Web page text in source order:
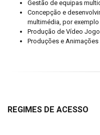
Gestão de equipas
Concepção e
multimédia, por
Produção de Vídeo
Produções e Animações
REGIMES DE ACESSO